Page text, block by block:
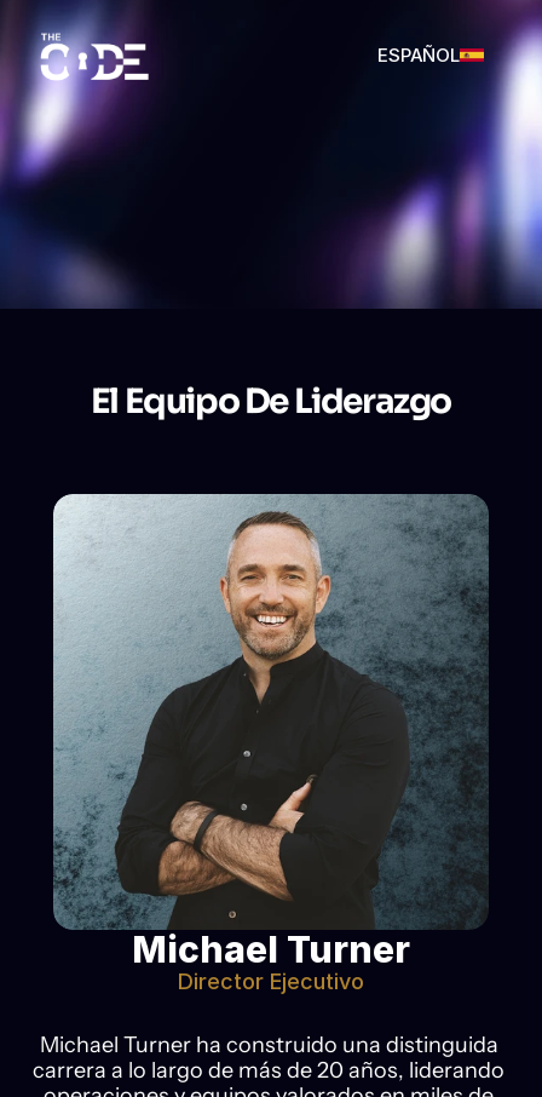
ESPAÑOL
El Equipo De Liderazgo
Michael Turner
Director Ejecutivo
Michael Turner ha construido una distinguida
carrera a lo largo de más de 20 años, liderando